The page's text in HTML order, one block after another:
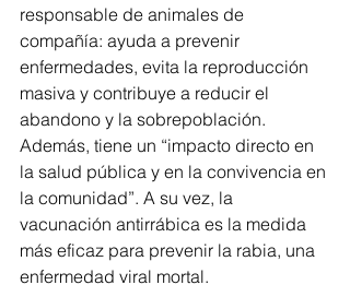
responsable de animales de
compañía: ayuda a prevenir
enfermedades, evita la reproducción
masiva y contribuye a reducir el
abandono y la sobrepoblación.
Además, tiene un “impacto directo en
la salud pública y en la convivencia en
la comunidad”. A su vez, la
vacunación antirrábica es la medida
más eficaz para prevenir la rabia, una
enfermedad viral mortal.